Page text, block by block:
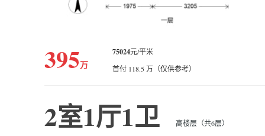
395万
75024元/平米
首付 118.5 万（仅供参考）
2室1厅1卫 高楼层（共6层）